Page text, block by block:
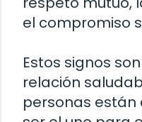
el compromiso
Estos signos
relación
personas